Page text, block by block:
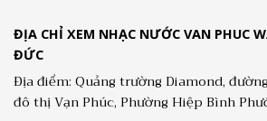
ĐỊA CHỈ XEM NHẠC NƯỚC VAN PHUC
ĐỨC
Địa điểm: Quảng trường Diamond,
đô thị Vạn Phúc, Phường Hiệp Bình